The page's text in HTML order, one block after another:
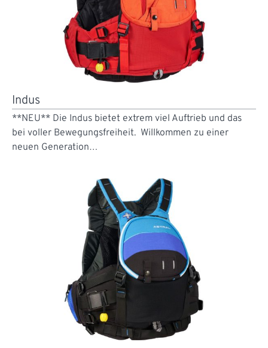
Indus
**NEU** Die Indus bietet extrem viel Auftrieb und das
bei voller Bewegungsfreiheit. Willkommen zu einer
neuen Generation…